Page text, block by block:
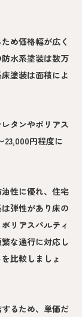
め価格幅が広く
水系塗装は数万
塗装は面積によ
タンやポリアス
23,000円程度に
性に優れ、住宅
弾性があり床の
リアスパルティ
な通行に対応し
比較しましょ
るため、単価だ